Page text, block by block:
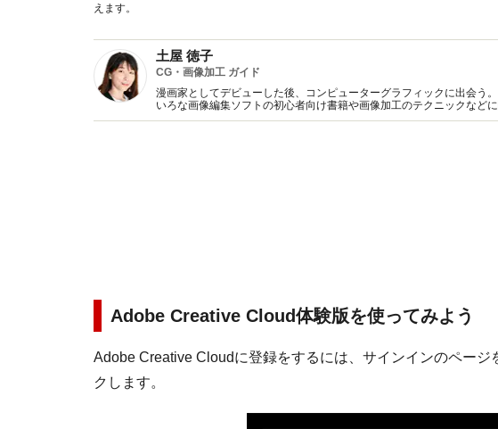
えます。
土屋 徳子
CG・画像加工 ガイド
漫画家としてデビューした後、コンピューターグラフィックに出会う
いろな画像編集ソフトの初心者向け書籍や画像加工のテクニックなど
ストレーターとしても活躍中。
Adobe Creative Cloud体験版を使ってみよう
Adobe Creative Cloudに登録をするには、サインインのページ
クします。